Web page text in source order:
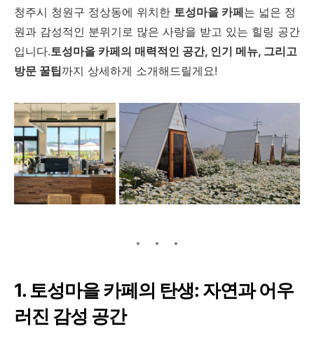
청주시 청원구 정상동에 위치한 토성마을 카페는 넓은 정
원과 감성적인 분위기로 많은 사랑을 받고 있는 힐링 공간
입니다.토성마을 카페의 매력적인 공간, 인기 메뉴, 그리고
방문 꿀팁까지 상세하게 소개해드릴게요!
1. 토성마을 카페의 탄생: 자연과 어우
러진 감성 공간